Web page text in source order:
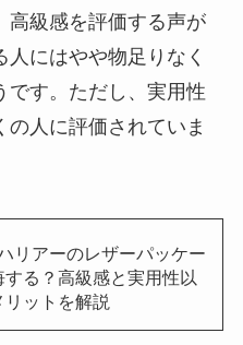
高級感を評価する声が
にはやや物足りなく
です。ただし、実用性
の人に評価されていま
リアーのレザーパッケー
する？高級感と実用性以
リットを解説